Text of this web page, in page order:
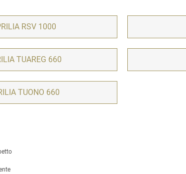
RSV 1000
TUAREG 660
TUONO 660